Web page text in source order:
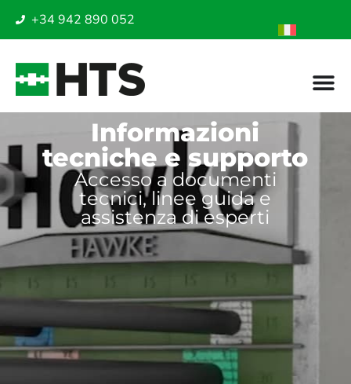
+34 942 890 052
Informazioni
tecniche e supporto
Accesso a documenti
tecnici, linee guida e
assistenza di esperti